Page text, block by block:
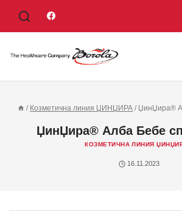
/ Козметична линия ЏИНЏИРА / ЏинЏира®
ЏинЏира® Алба Бебе
КОЗМЕТИЧНА ЛИНИЯ
16.11.2023